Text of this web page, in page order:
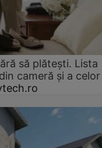
să plătești. Lista
cameră și a